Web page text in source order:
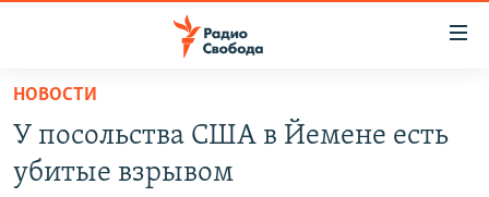
упрощенного
доступа
Вернуться
ПОДКАСТЫ
НОВОСТИ
У посольства США в Йемене есть
убитые взрывом